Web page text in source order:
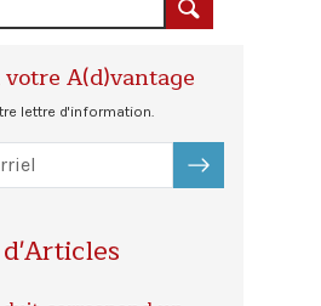
A(d)vantage
lettre d'information.
S'ABONNER
d'Articles